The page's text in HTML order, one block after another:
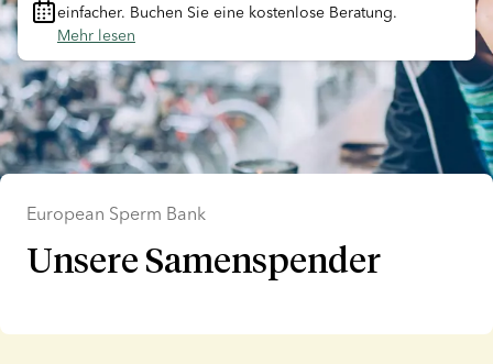
Mehr lesen
European Sperm Bank
Unsere Samenspender